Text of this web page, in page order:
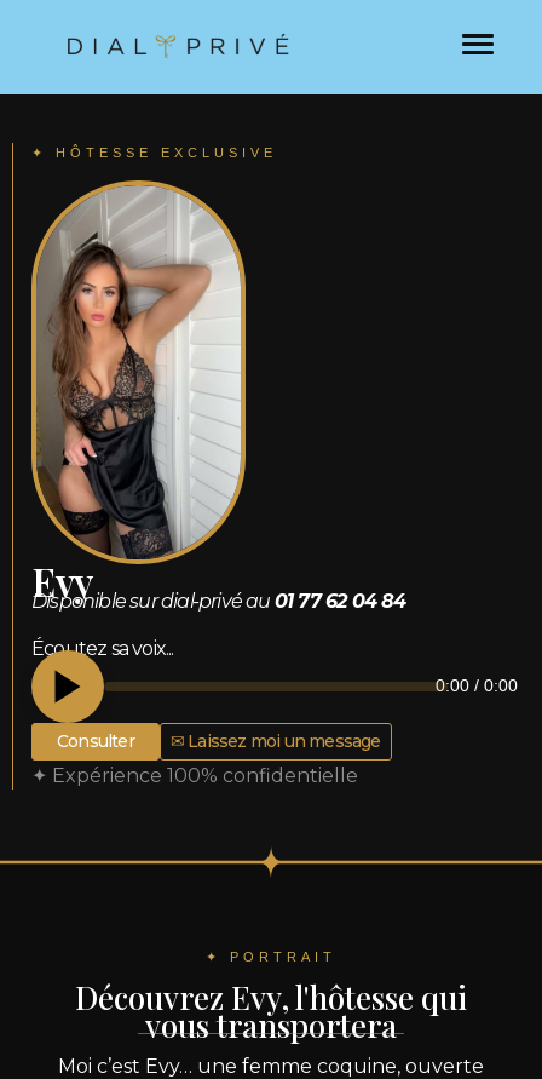
✦ HÔTESSE EXCLUSIVE
Evy
Disponible sur dial-privé au 01 77 62 04 84
Écoutez sa voix...
0:00 / 0:00
Consulter ✉ Laissez moi un message
✦ Expérience 100% confidentielle
✦ PORTRAIT
Découvrez Evy, l'hôtesse qui
vous transportera
Moi c’est Evy… une femme coquine, ouverte